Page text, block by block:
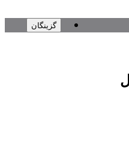
گزینگان